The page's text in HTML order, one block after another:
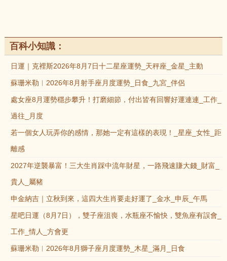
百科小知識：
日運｜克裡斯2026年8月7日十二星座運勢_天秤座_金星_主動
蘇珊米勒︱2026年8月射手座月度運勢_日食_九宮_伴侶
處女座8月運勢穩步攀升！打磨細節，付出皆有回響好運連連_工作_
過往_月度
若一個女人玩弄你的感情，那她一定有這樣的表現！_星座_女性_距
離感
2027年逆襲暴富！三大生肖踩中流年財星，一路飛速賺大錢_財富_
貴人_屬豬
申金納吉｜立秋到來，這四大生肖要走好運了_金水_申辰_午馬
星吧日運（8月7日），雙子座沮喪，水瓶座不愉快，雙魚座有誤會_
工作_情人_方會更
蘇珊米勒︱2026年8月獅子座月度運勢_木星_滿月_日食